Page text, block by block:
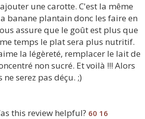
une carotte. C'est la même
banane plantain donc les faire en
assure que le goût est plus que
temps le plat sera plus nutritif.
la légèreté, remplacer le lait de
non sucré. Et voilà !!! Alors
ne serez pas déçu. ;)
this review helpful? 60 16